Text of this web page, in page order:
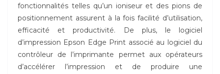
fonctionnalités telles qu’un ioniseur et des pions de
positionnement assurent à la fois facilité d’utilisation,
efficacité et productivité. De plus, le logiciel
d’impression Epson Edge Print associé au logiciel du
contrôleur de l’imprimante permet aux opérateurs
d’accélérer l’impression et de produire une